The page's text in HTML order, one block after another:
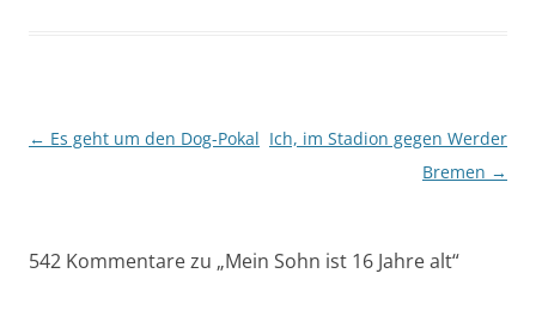
Beitragsnavigation
← Es geht um den Dog-Pokal Ich, im Stadion gegen Werder
Bremen →
542 Kommentare zu „Mein Sohn ist 16 Jahre alt“